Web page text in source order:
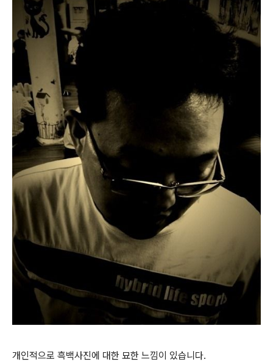
개인적으로 흑백사진에 대한 묘한 느낌이 있습니다.